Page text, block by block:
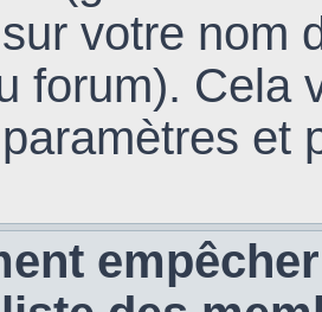
votre nom
forum). Cela
et